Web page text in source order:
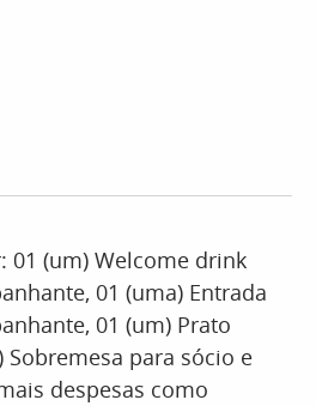
01 (um) Welcome drink
01 (uma) Entrada
01 (um) Prato
para sócio e
despesas como